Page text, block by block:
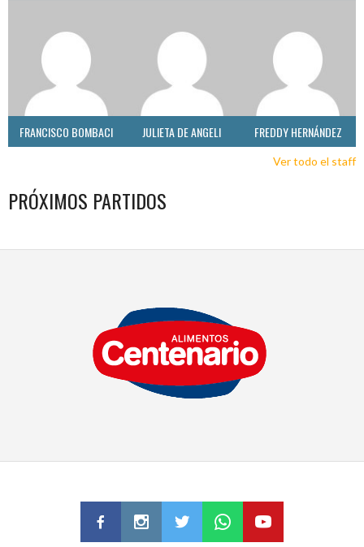
FRANCISCO BOMBACI JULIETA DE ANGELI FREDDY HERNÁNDEZ
Ver todo el staff
PRÓXIMOS PARTIDOS